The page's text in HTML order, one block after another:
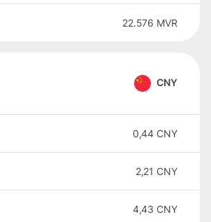
22.576 MVR
CNY
0,44 CNY
2,21 CNY
4,43 CNY